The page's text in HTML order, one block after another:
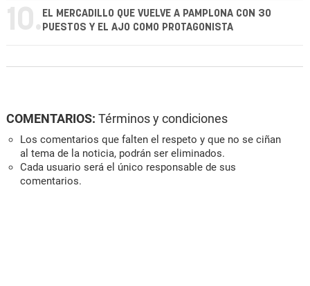
10. EL MERCADILLO QUE VUELVE A PAMPLONA CON 30
PUESTOS Y EL AJO COMO PROTAGONISTA
COMENTARIOS: Términos y condiciones
Los comentarios que falten el respeto y que no se ciñan
al tema de la noticia, podrán ser eliminados.
Cada usuario será el único responsable de sus
comentarios.